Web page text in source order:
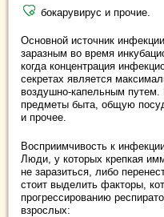
бокарувирус и прочие.
Основной источник
заразным во время
когда концентрация
секретах является
воздушно-капельным путем.
предметы быта, общую
и прочее.
Восприимчивость к
Люди, у которых крепкая
не заразиться, либо
стоит выделить факторы,
прогрессированию
взрослых: